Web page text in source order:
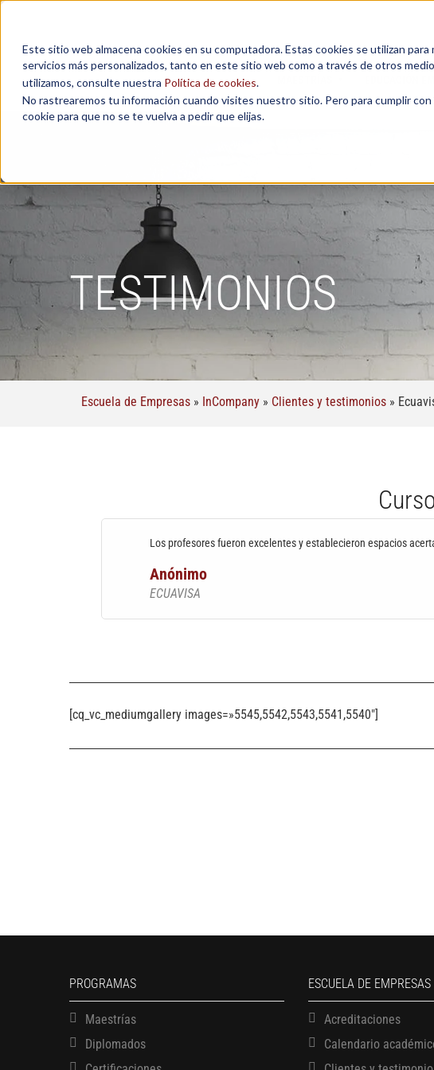
Este sitio web almacena cookies en su computadora. Estas cookies se utilizan
servicios más personalizados, tanto en este sitio web como a través de otros
utilizamos, consulte nuestra Política de cookies.
No rastrearemos tu información cuando visites nuestro sitio. Pero para cumplir
cookie para que no se te vuelva a pedir que elijas.
TESTIMONIOS
Escuela de Empresas » InCompany » Clientes y testimonios »
Los profesores fueron excelentes y establecieron espacios
Anónimo
ECUAVISA
[cq_vc_mediumgallery images=»5545,5542,5543,5541,5540″]
PROGRAMAS
Maestrías
Diplomados
ESCUELA DE EMPRESAS
Acreditaciones
Calendario